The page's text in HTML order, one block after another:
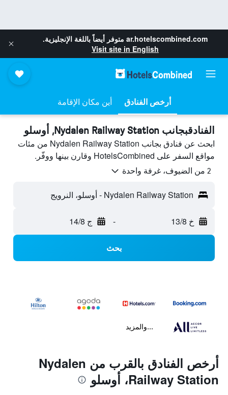
ar.hotelscombined.com متوفر أيضاً باللغة الإنجليزية.
Visit site in English
أرخص الفنادق أين مكان الإقامة
الفنادقبجانب Nydalen Railway Station, أوسلو
ابحث عن فنادق بجانب Nydalen Railway Station من مئات
مواقع السفر على HotelsCombined وقارن بينها ووفّر.
2 من الضيوف، غرفة واحدة
Nydalen Railway Station - أوسلو، النرويج
خ 13/8 - ج 14/8
بحث
...والمزيد
أرخص الفنادق بالقرب من Nydalen
Railway Station، أوسلو